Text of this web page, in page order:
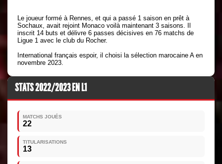
Le joueur formé à Rennes, et qui a passé 1 saison en prêt à
Sochaux, avait rejoint Monaco voilà maintenant 3 saisons. Il
inscrit 14 buts et délivre 6 passes décisives en 76 matchs de
Ligue 1 avec le club du Rocher.
International français espoir, il choisi la sélection marocaine A en
novembre 2023.
STATS 2022/2023 EN L1
MATCHS JOUÉS
22
TITULARISATIONS
13